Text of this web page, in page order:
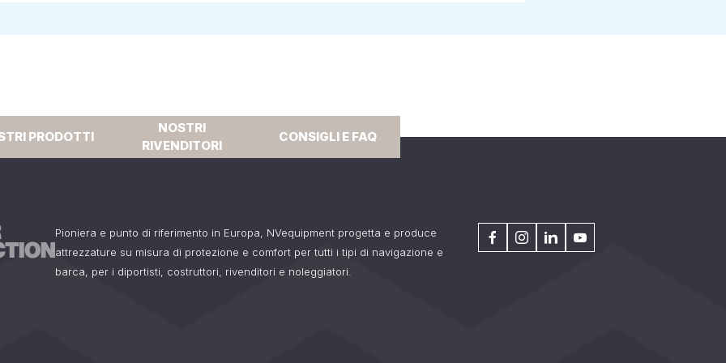
PRODOTTI
NOSTRI
RIVENDITORI
CONSIGLI E FAQ
Pioniera e punto di riferimento in Europa, NVequipment progetta e produce
attrezzature su misura di protezione e comfort per tutti i tipi di navigazione e
barca, per i diportisti, costruttori, rivenditori e noleggiatori.